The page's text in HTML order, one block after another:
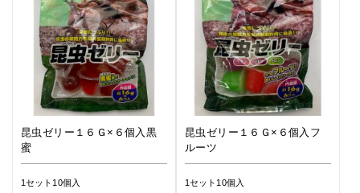
昆虫ゼリー１６Ｇ×６個入黒
蜜
1セット10個入
昆虫ゼリー１６Ｇ×６個入フ
ルーツ
1セット10個入